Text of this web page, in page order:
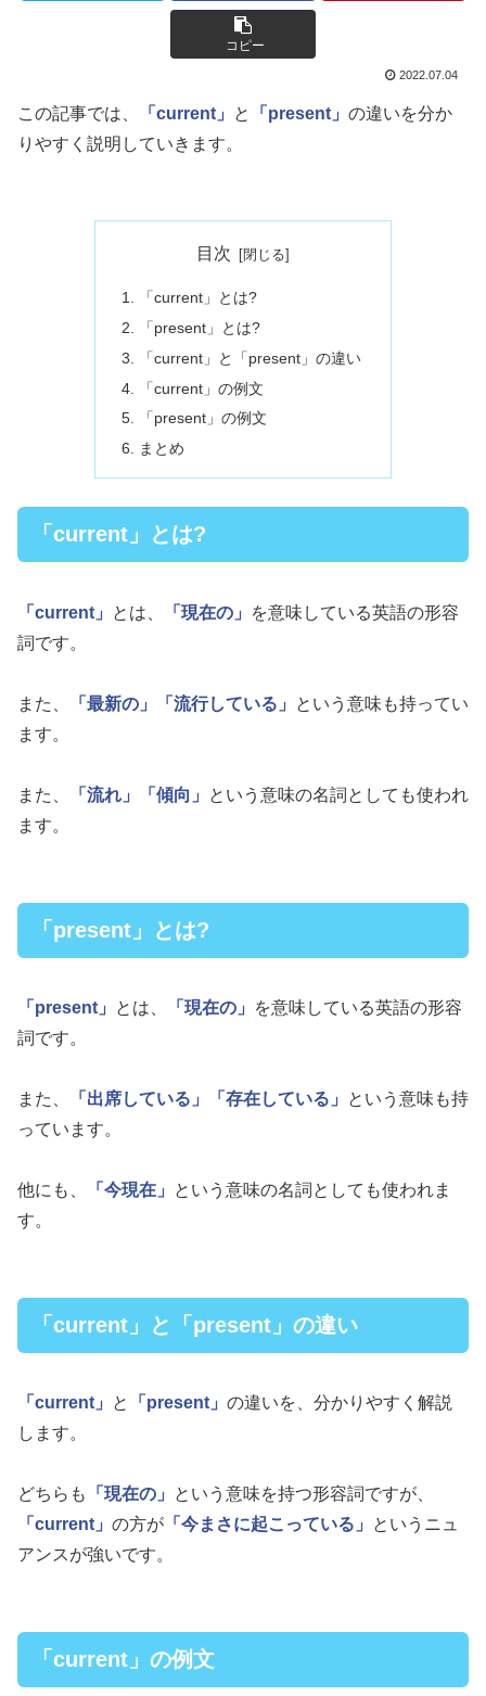
コピー
2022.07.04
この記事では、 「current」 と 「present」 の違いを分か
りやすく説明していきます。
目次
「current」とは?
「present」とは?
「current」と「present」の違い
「current」の例文
「present」の例文
まとめ
「current」とは?
「current」 とは、 「現在の」
を意味している英語の形容
詞です。
また、 「最新の」 「流行している」
という意味も持ってい
ます。
また、 「流れ」 「傾向」
という意味の名詞としても使われ
ます。
「present」とは?
「present」 とは、 「現在の」
を意味している英語の形容
詞です。
また、 「出席している」 「存在している」
という意味も持
っています。
他にも、 「今現在」
という意味の名詞としても使われま
す。
「current」と「present」の違い
「current」 と 「present」 の違いを、分かりやすく解説
します。
どちらも 「現在の」
という意味を持つ形容詞ですが、
「current」 の方が 「今まさに起こっている」
というニュ
アンスが強いです。
「current」の例文